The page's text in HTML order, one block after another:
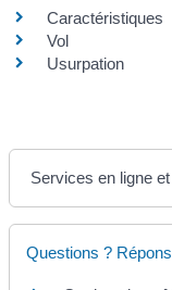
Caractéristiques
Vol
Usurpation
Services en ligne
Questions ?